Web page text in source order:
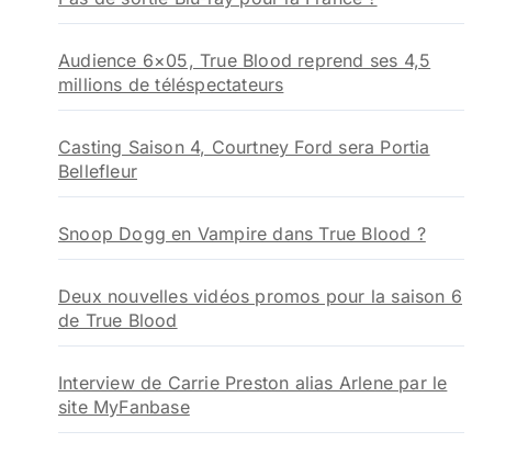
Audience 6×05, True Blood reprend ses 4,5
millions de téléspectateurs
Casting Saison 4, Courtney Ford sera Portia
Bellefleur
Snoop Dogg en Vampire dans True Blood ?
Deux nouvelles vidéos promos pour la saison 6
de True Blood
Interview de Carrie Preston alias Arlene par le
site MyFanbase